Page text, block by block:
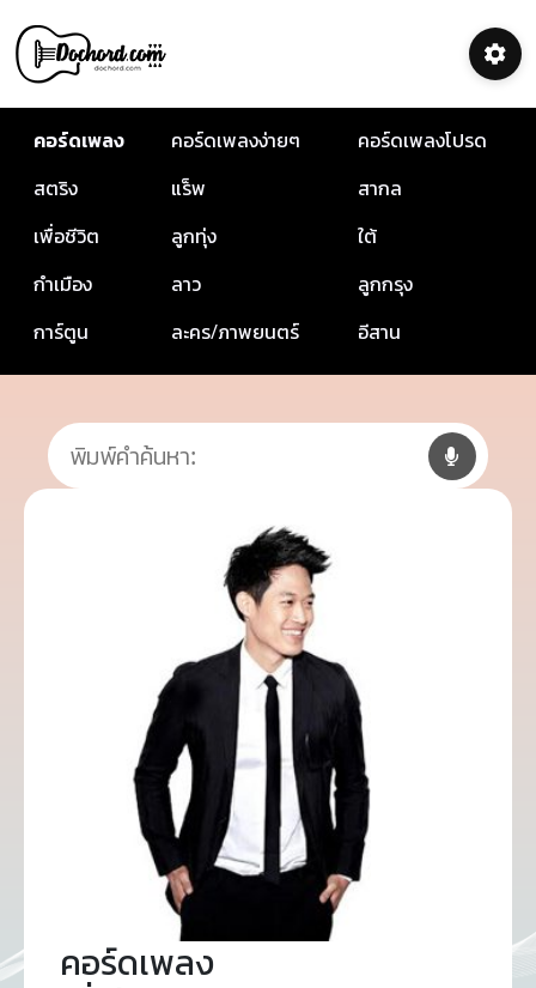
คอร์ดเพลง คอร์ดเพลงง่ายๆ
คอร์ดเพลงโปรด
สตริง
แร็พ
สากล
เพื่อชีวิต
ลูกทุ่ง
ใต้
กำเมือง
ลาว
ลูกกรุง
การ์ตูน
ละคร/ภาพยนตร์ อีสาน
คอร์ดเพลง